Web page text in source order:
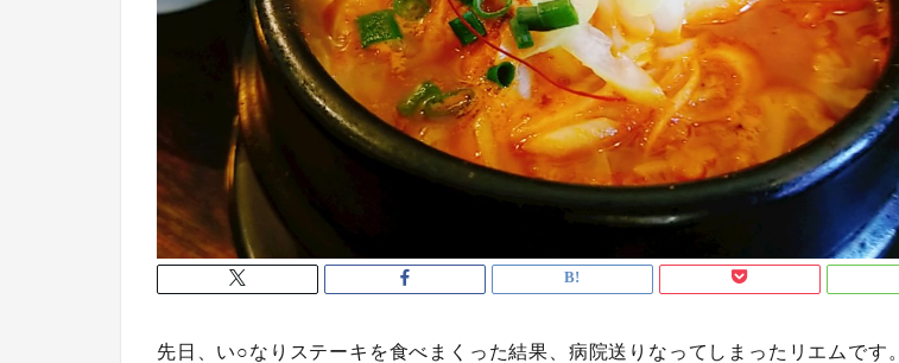
先日、い○なりステーキを食べまくった結果、病院送りなってしまったリエムです。